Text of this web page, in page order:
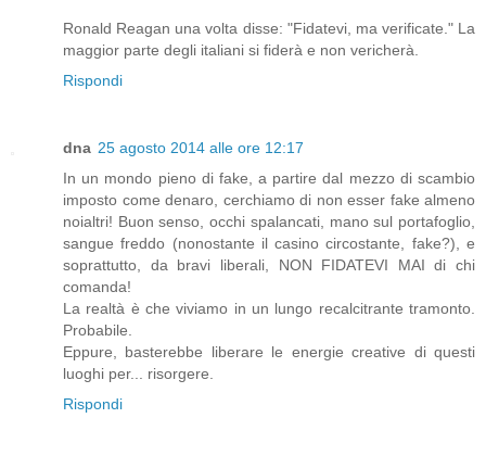
Ronald Reagan una volta disse: "Fidatevi, ma verificate." La
maggior parte degli italiani si fiderà e non vericherà.
Rispondi
dna 25 agosto 2014 alle ore 12:17
In un mondo pieno di fake, a partire dal mezzo di scambio
imposto come denaro, cerchiamo di non esser fake almeno
noialtri! Buon senso, occhi spalancati, mano sul portafoglio,
sangue freddo (nonostante il casino circostante, fake?), e
soprattutto, da bravi liberali, NON FIDATEVI MAI di chi
comanda!
La realtà è che viviamo in un lungo recalcitrante tramonto.
Probabile.
Eppure, basterebbe liberare le energie creative di questi
luoghi per... risorgere.
Rispondi